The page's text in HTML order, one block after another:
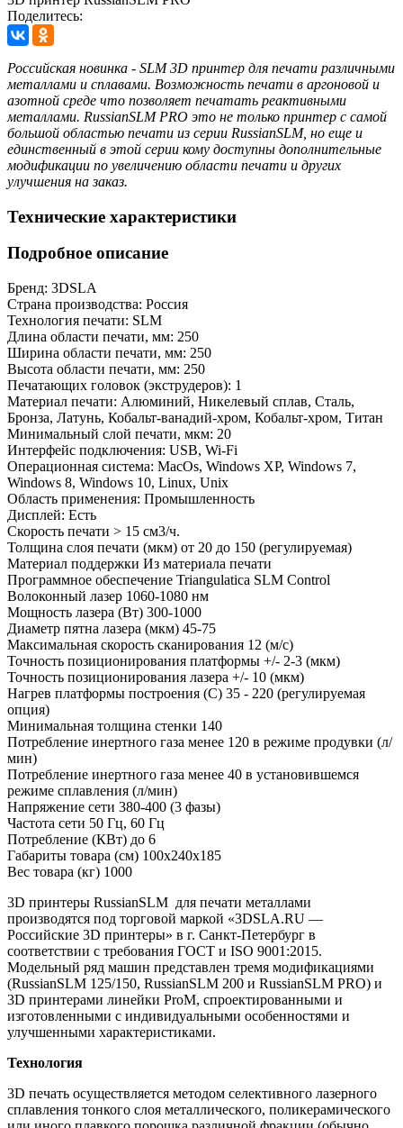
Поделитесь:
Российская новинка - SLM 3D принтер для печати различными
металлами и сплавами. Возможность печати в аргоновой и
азотной среде что позволяет печатать реактивными
металлами. RussianSLM PRO это не только принтер с самой
большой областью печати из серии RussianSLM, но еще и
единственный в этой серии кому доступны дополнительные
модификации по увеличению области печати и других
улучшения на заказ.
Технические характеристики
Подробное описание
Бренд: 3DSLA
Страна производства: Россия
Технология печати: SLM
Длина области печати, мм: 250
Ширина области печати, мм: 250
Высота области печати, мм: 250
Печатающих головок (экструдеров): 1
Материал печати: Алюминий, Никелевый сплав, Сталь,
Бронза, Латунь, Кобальт-ванадий-хром, Кобальт-хром, Титан
Минимальный слой печати, мкм: 20
Интерфейс подключения: USB, Wi-Fi
Операционная система: MacOs, Windows XP, Windows 7,
Windows 8, Windows 10, Linux, Unix
Область применения: Промышленность
Дисплей: Есть
Скорость печати > 15 см3/ч.
Толщина слоя печати (мкм) от 20 до 150 (регулируемая)
Материал поддержки Из материала печати
Программное обеспечение Triangulatica SLM Control
Волоконный лазер 1060-1080 нм
Мощность лазера (Вт) 300-1000
Диаметр пятна лазера (мкм) 45-75
Максимальная скорость сканирования 12 (м/с)
Точность позиционирования платформы +/- 2-3 (мкм)
Точность позиционирования лазера +/- 10 (мкм)
Нагрев платформы построения (C) 35 - 220 (регулируемая
опция)
Минимальная толщина стенки 140
Потребление инертного газа менее 120 в режиме продувки (л/
мин)
Потребление инертного газа менее 40 в установившемся
режиме сплавления (л/мин)
Напряжение сети 380-400 (3 фазы)
Частота сети 50 Гц, 60 Гц
Потребление (КВт) до 6
Габариты товара (см) 100x240x185
Вес товара (кг) 1000
3D принтеры RussianSLM для печати металлами
производятся под торговой маркой «3DSLA.RU —
Российские 3D принтеры» в г. Санкт-Петербург в
соответствии с требования ГОСТ и ISO 9001:2015.
Модельный ряд машин представлен тремя модификациями
(RussianSLM 125/150, RussianSLM 200 и RussianSLM PRO) и
3D принтерами линейки ProM, спроектированными и
изготовленными с индивидуальными особенностями и
улучшенными характеристиками.
Технология
3D печать осуществляется методом селективного лазерного
сплавления тонкого слоя металлического, поликерамического